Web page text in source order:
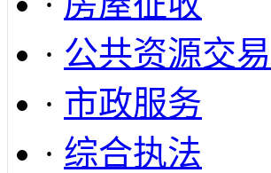
· 公共资源交易
· 市政服务
· 综合执法